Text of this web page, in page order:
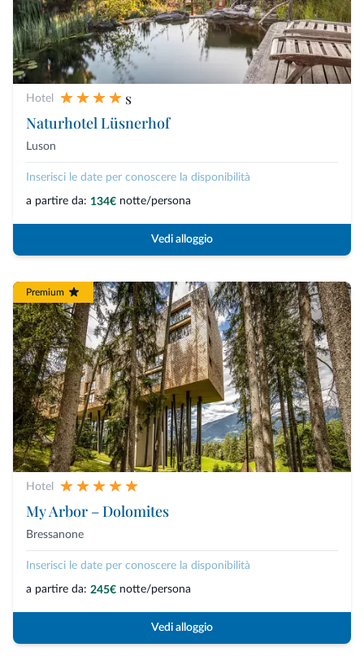
Hotel
s
Naturhotel Lüsnerhof
Luson
Inserisci le date per conoscere la disponibilità
a partire da: 134€ notte/persona
Vedi alloggio
Premium
Hotel
My Arbor – Dolomites
Bressanone
Inserisci le date per conoscere la disponibilità
a partire da: 245€ notte/persona
Vedi alloggio